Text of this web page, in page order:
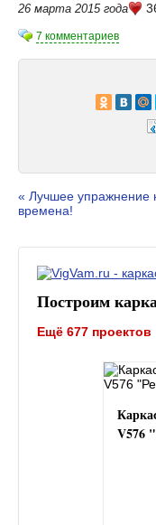
26 марта 2015 года
7 комментариев
« Лучшее упражнение
времена!
Построим
Ещё 677 проектов
V576